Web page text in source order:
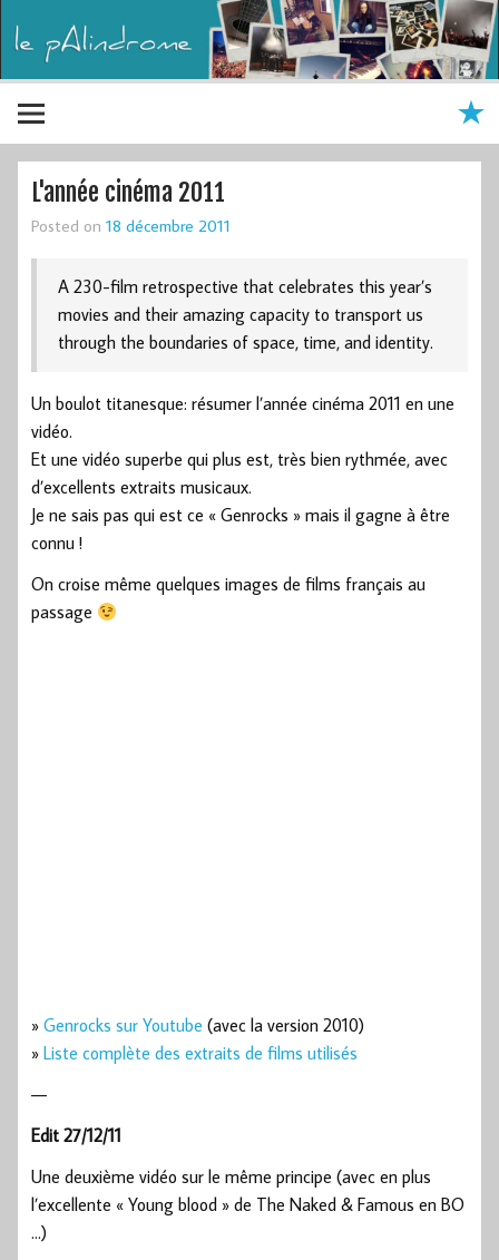
L'année cinéma 2011
Posted on 18 décembre 2011
A 230-film retrospective that celebrates this year’s
movies and their amazing capacity to transport us
through the boundaries of space, time, and identity.
Un boulot titanesque: résumer l’année cinéma 2011 en une
vidéo.
Et une vidéo superbe qui plus est, très bien rythmée, avec
d’excellents extraits musicaux.
Je ne sais pas qui est ce « Genrocks » mais il gagne à être
connu !
On croise même quelques images de films français au
passage
» Genrocks sur Youtube (avec la version 2010)
» Liste complète des extraits de films utilisés
—
Edit 27/12/11
Une deuxième vidéo sur le même principe (avec en plus
l’excellente « Young blood » de The Naked & Famous en BO
…)